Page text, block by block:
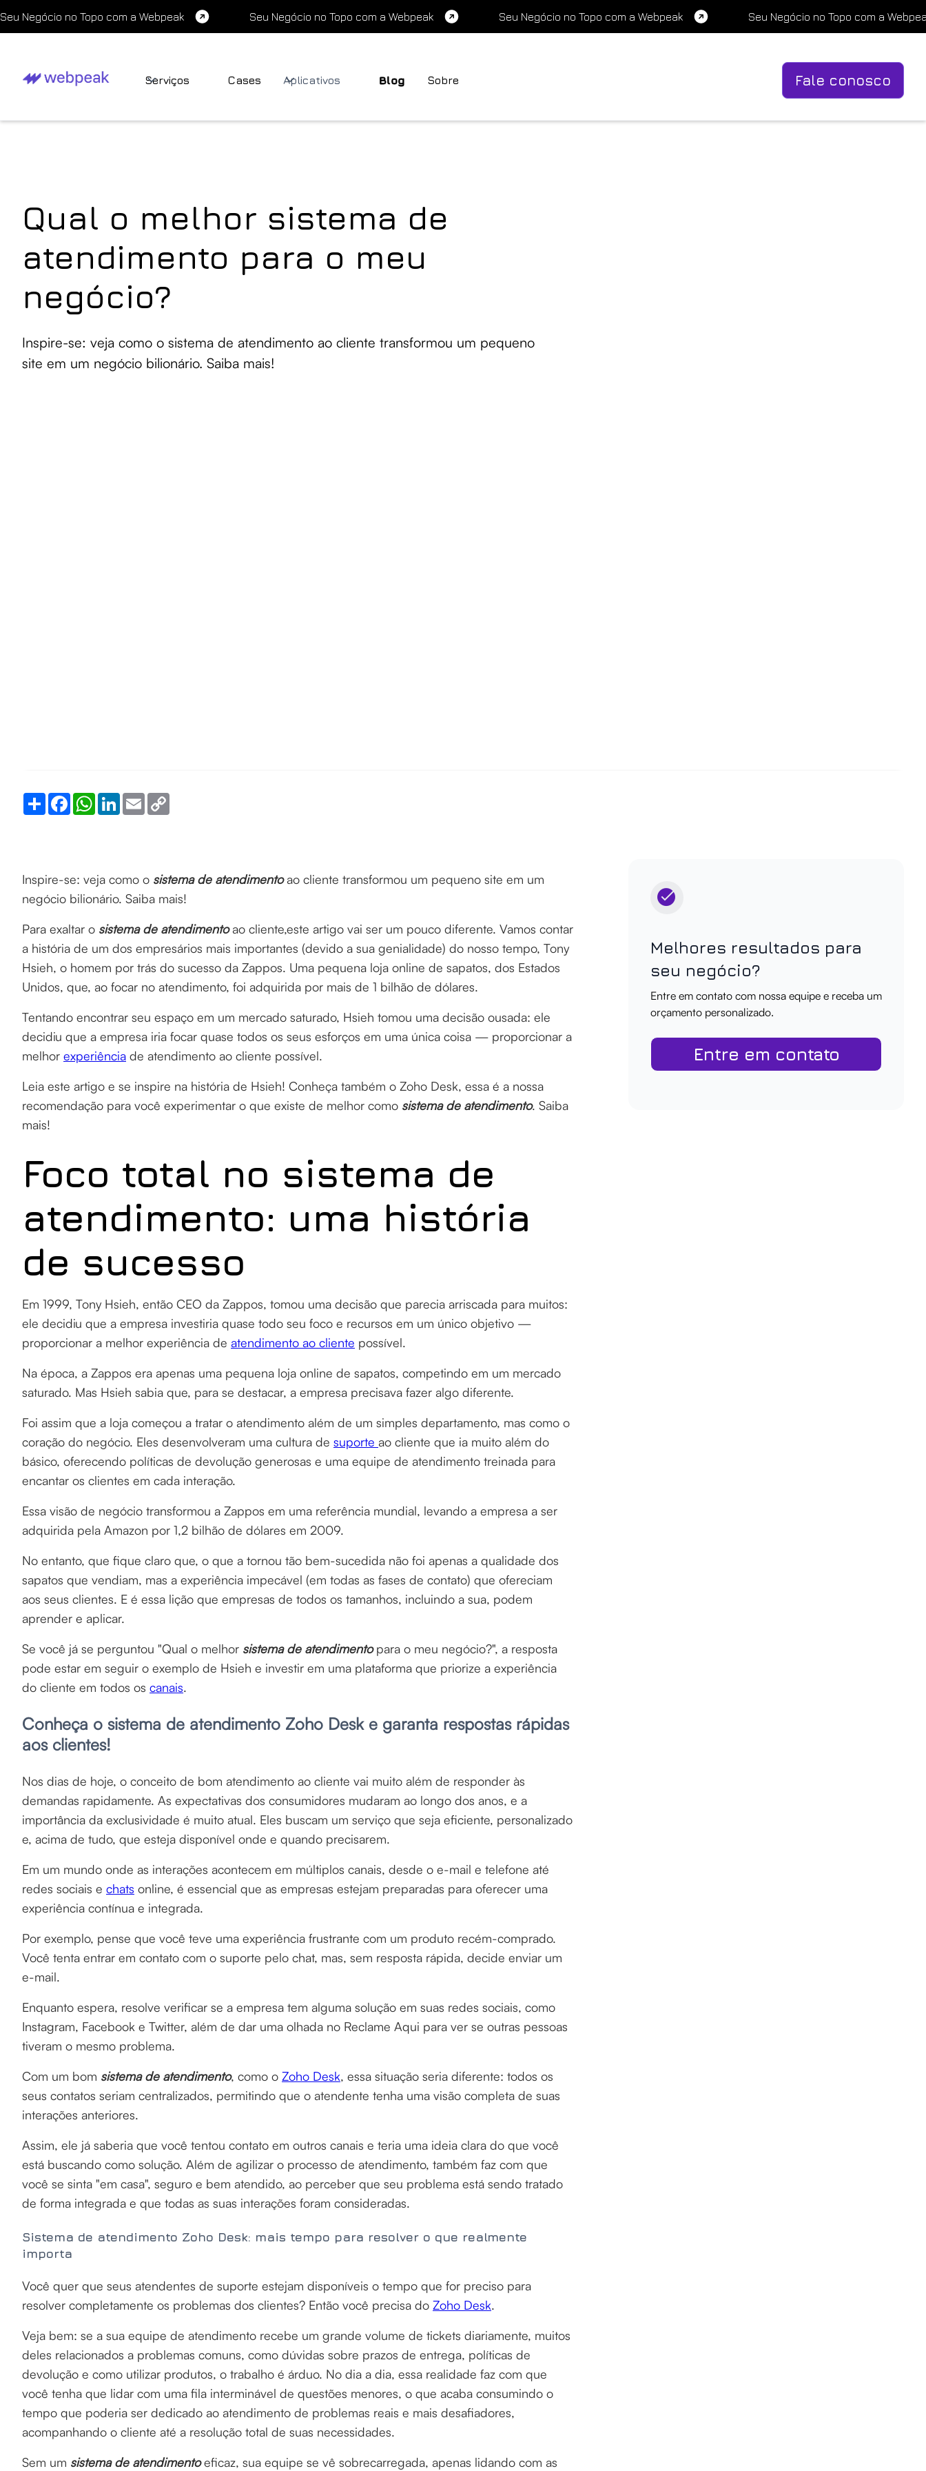
Seu Negócio no Topo com a Webpeak Seu Negócio no Topo com a Webpeak Seu Negócio no Topo com a Webpeak Seu Negócio no Topo com a
Serviços Cases Aplicativos Blog Sobre Fale conosco
Qual o melhor sistema de
atendimento para o meu
negócio?
Inspire-se: veja como o sistema de atendimento ao cliente transformou um pequeno
site em um negócio bilionário. Saiba mais!
Share FacebookWhatsApp
LinkedInEmail
Inspire-se: veja como o sistema de atendimentoao cliente transformou um pequeno site em um
negócio bilionário. Saiba mais!
Para exaltar o sistema de atendimentoao cliente,este artigo vai ser um pouco diferente. Vamos contar
a história de um dos empresários mais importantes (devido a sua genialidade) do nosso tempo, Tony
Hsieh, o homem por trás do sucesso da Zappos. Uma pequena loja online de sapatos, dos Estados
Unidos, que, ao focar no atendimento, foi adquirida por mais de 1 bilhão de dólares.
Tentando encontrar seu espaço em um mercado saturado, Hsieh tomou uma decisão ousada: ele
decidiu que a empresa iria focar quase todos os seus esforços em uma única coisa — proporcionar a
melhor experiência de atendimento ao cliente possível.
Leia este artigo e se inspire na história de Hsieh! Conheça também o Zoho Desk, essa é a nossa
recomendação para você experimentar o que existe de melhor como sistema de atendimento. Saiba
mais!
Foco total no sistema de
atendimento: uma história
de sucesso
Em 1999, Tony Hsieh, então CEO da Zappos, tomou uma decisão que parecia arriscada para muitos:
ele decidiu que a empresa investiria quase todo seu foco e recursos em um único objetivo —
proporcionar a melhor experiência de atendimento ao cliente possível.
Na época, a Zappos era apenas uma pequena loja online de sapatos, competindo em um mercado
saturado. Mas Hsieh sabia que, para se destacar, a empresa precisava fazer algo diferente.
Foi assim que a loja começou a tratar o atendimento além de um simples departamento, mas como o
coração do negócio. Eles desenvolveram uma cultura de suporte ao cliente que ia muito além do
básico, oferecendo políticas de devolução generosas e uma equipe de atendimento treinada para
encantar os clientes em cada interação.
Essa visão de negócio transformou a Zappos em uma referência mundial, levando a empresa a ser
adquirida pela Amazon por 1,2 bilhão de dólares em 2009.
No entanto, que fique claro que, o que a tornou tão bem-sucedida não foi apenas a qualidade dos
sapatos que vendiam, mas a experiência impecável (em todas as fases de contato) que ofereciam
aos seus clientes. E é essa lição que empresas de todos os tamanhos, incluindo a sua, podem
aprender e aplicar.
Se você já se perguntou "Qual o melhor sistema de atendimentopara o meu negócio?", a resposta
pode estar em seguir o exemplo de Hsieh e investir em uma plataforma que priorize a experiência
do cliente em todos os canais.
Conheça o sistema de atendimento Zoho Desk e garanta respostas rápidas
aos clientes!
Nos dias de hoje, o conceito de bom atendimento ao cliente vai muito além de responder às
demandas rapidamente. As expectativas dos consumidores mudaram ao longo dos anos, e a
importância da exclusividade é muito atual. Eles buscam um serviço que seja eficiente, personalizado
e, acima de tudo, que esteja disponível onde e quando precisarem.
Em um mundo onde as interações acontecem em múltiplos canais, desde o e-mail e telefone até
redes sociais e chats online, é essencial que as empresas estejam preparadas para oferecer uma
experiência contínua e integrada.
Por exemplo, pense que você teve uma experiência frustrante com um produto recém-comprado.
Você tenta entrar em contato com o suporte pelo chat, mas, sem resposta rápida, decide enviar um
e-mail.
Enquanto espera, resolve verificar se a empresa tem alguma solução em suas redes sociais, como
Instagram, Facebook e Twitter, além de dar uma olhada no Reclame Aqui para ver se outras pessoas
tiveram o mesmo problema.
Com um bom sistema de atendimento, como o Zoho Desk, essa situação seria diferente: todos os
seus contatos seriam centralizados, permitindo que o atendente tenha uma visão completa de suas
interações anteriores.
Assim, ele já saberia que você tentou contato em outros canais e teria uma ideia clara do que você
está buscando como solução. Além de agilizar o processo de atendimento, também faz com que
você se sinta "em casa", seguro e bem atendido, ao perceber que seu problema está sendo tratado
de forma integrada e que todas as suas interações foram consideradas.
Sistema de atendimento Zoho Desk: mais tempo para resolver o que realmente
importa
Você quer que seus atendentes de suporte estejam disponíveis o tempo que for preciso para
resolver completamente os problemas dos clientes? Então você precisa do Zoho Desk.
Veja bem: se a sua equipe de atendimento recebe um grande volume de tickets diariamente, muitos
deles relacionados a problemas comuns, como dúvidas sobre prazos de entrega, políticas de
devolução e como utilizar produtos, o trabalho é árduo. No dia a dia, essa realidade faz com que
você tenha que lidar com uma fila interminável de questões menores, o que acaba consumindo o
tempo que poderia ser dedicado ao atendimento de problemas reais e mais desafiadores,
acompanhando o cliente até a resolução total de suas necessidades.
Sem um sistema de atendimentoeficaz, sua equipe se vê sobrecarregada, apenas lidando com as
Melhores resultados para
seu negócio?
Entre em contato com nossa equipe e receba um
orçamento personalizado.
Entre em contato